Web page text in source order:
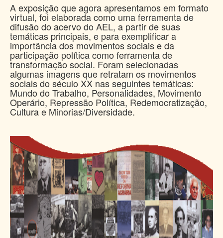
A exposição que agora apresentamos em formato
virtual, foi elaborada como uma ferramenta de
difusão do acervo do AEL, a partir de suas
temáticas principais, e para exemplificar a
importância dos movimentos sociais e da
participação política como ferramenta de
transformação social. Foram selecionadas
algumas imagens que retratam os movimentos
sociais do século XX nas seguintes temáticas:
Mundo do Trabalho, Personalidades, Movimento
Operário, Repressão Política, Redemocratização,
Cultura e Minorias/Diversidade.